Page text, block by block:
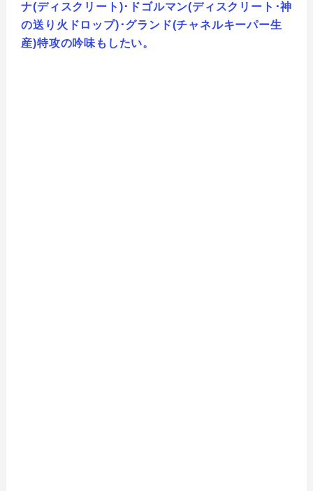
ナ(ディスクリート)･ドゴルマン(ディスクリート･神
の送り火ドロップ)･グランド(チャネルキーパー生
産)特攻の吟味もしたい。